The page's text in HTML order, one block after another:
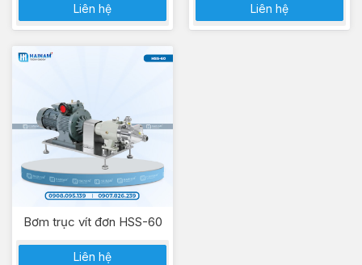
Liên hệ Liên hệ
Bơm trục vít đơn HSS-60
Liên hệ